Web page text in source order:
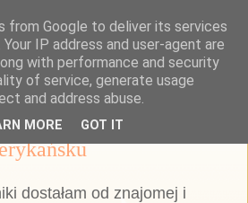
dostałam od znajomej i
from Google to deliver its services
IP address and user-agent are
with performance and security
of service, generate usage
and address abuse.
MORE GOT IT